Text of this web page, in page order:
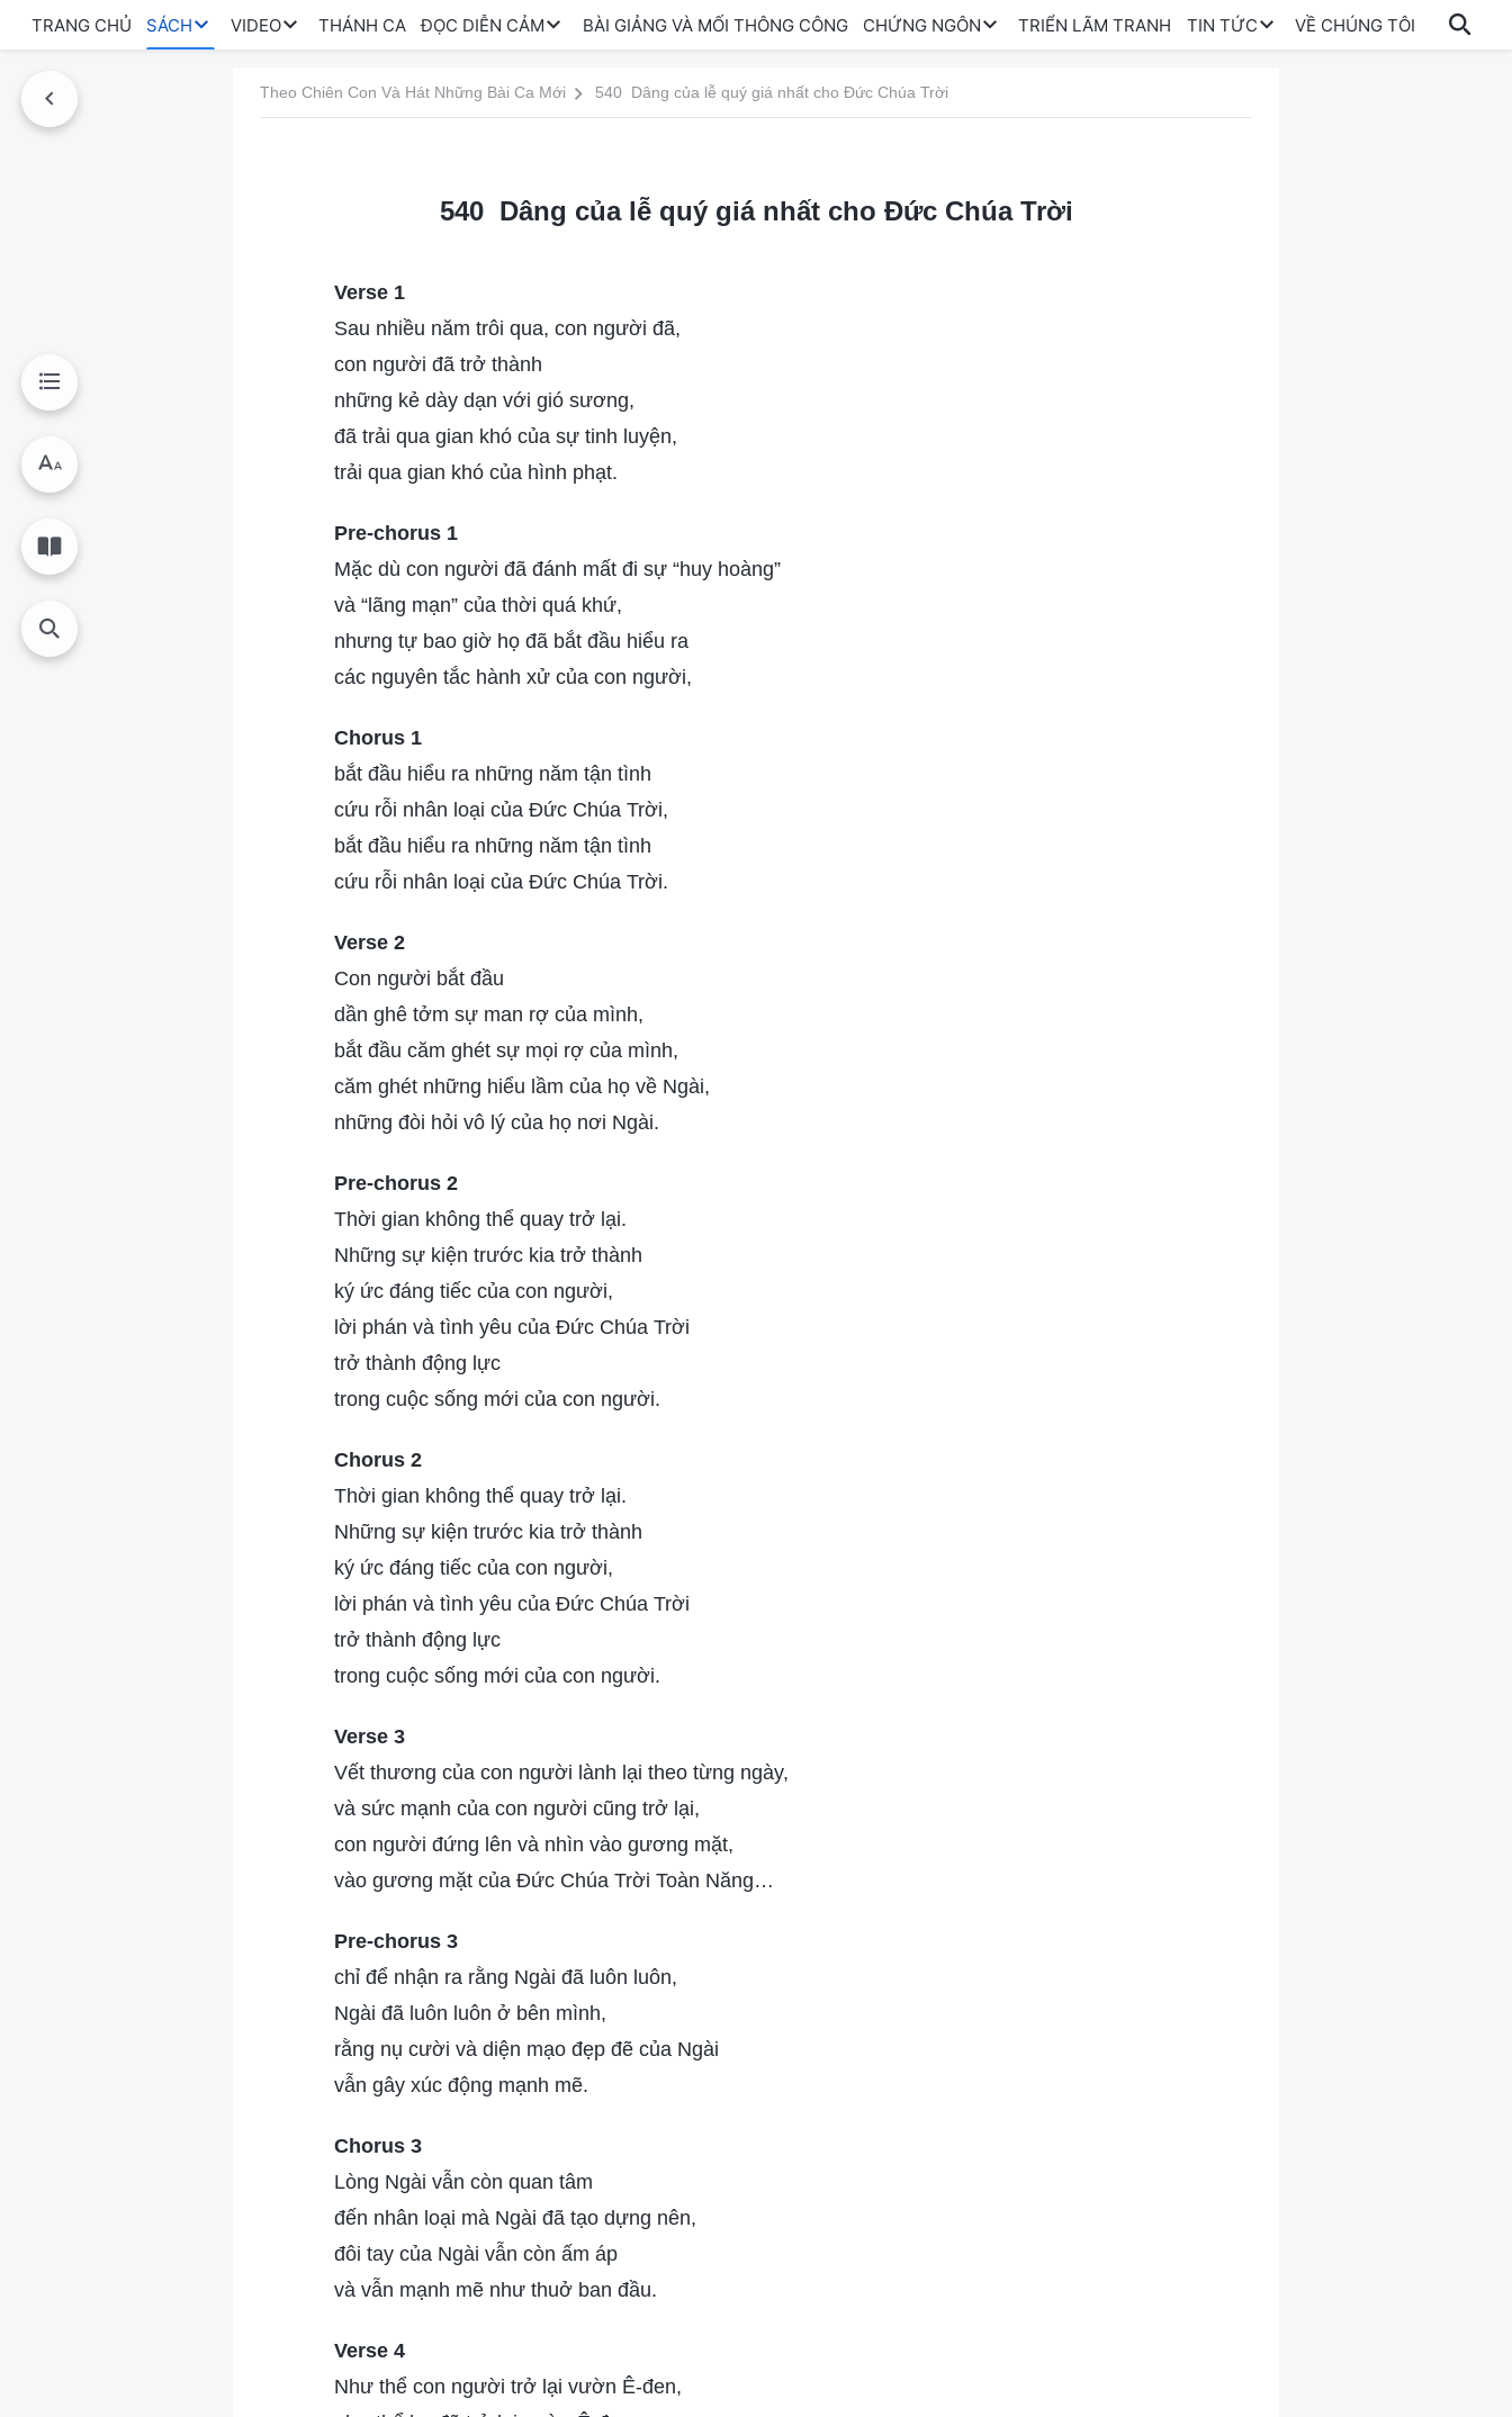
TRANG CHỦ SÁCH VIDEO THÁNH CA ĐỌC DIỄN CẢM BÀI GIẢNG VÀ MỐI THÔNG CÔNG CHỨNG NGÔN TRIỂN LÃM TRANH TIN TỨC VỀ CHÚNG TÔI
Theo Chiên Con Và Hát Những Bài Ca Mới 540 Dâng của lễ quý giá nhất cho Đức Chúa Trời
540 Dâng của lễ quý giá nhất cho Đức Chúa Trời
Verse 1
Sau nhiều năm trôi qua, con người đã,
con người đã trở thành
những kẻ dày dạn với gió sương,
đã trải qua gian khó của sự tinh luyện,
trải qua gian khó của hình phạt.
Pre-chorus 1
Mặc dù con người đã đánh mất đi sự “huy hoàng”
và “lãng mạn” của thời quá khứ,
nhưng tự bao giờ họ đã bắt đầu hiểu ra
các nguyên tắc hành xử của con người,
Chorus 1
bắt đầu hiểu ra những năm tận tình
cứu rỗi nhân loại của Đức Chúa Trời,
bắt đầu hiểu ra những năm tận tình
cứu rỗi nhân loại của Đức Chúa Trời.
Verse 2
Con người bắt đầu
dần ghê tởm sự man rợ của mình,
bắt đầu căm ghét sự mọi rợ của mình,
căm ghét những hiểu lầm của họ về Ngài,
những đòi hỏi vô lý của họ nơi Ngài.
Pre-chorus 2
Thời gian không thể quay trở lại.
Những sự kiện trước kia trở thành
ký ức đáng tiếc của con người,
lời phán và tình yêu của Đức Chúa Trời
trở thành động lực
trong cuộc sống mới của con người.
Chorus 2
Thời gian không thể quay trở lại.
Những sự kiện trước kia trở thành
ký ức đáng tiếc của con người,
lời phán và tình yêu của Đức Chúa Trời
trở thành động lực
trong cuộc sống mới của con người.
Verse 3
Vết thương của con người lành lại theo từng ngày,
và sức mạnh của con người cũng trở lại,
con người đứng lên và nhìn vào gương mặt,
vào gương mặt của Đức Chúa Trời Toàn Năng…
Pre-chorus 3
chỉ để nhận ra rằng Ngài đã luôn luôn,
Ngài đã luôn luôn ở bên mình,
rằng nụ cười và diện mạo đẹp đẽ của Ngài
vẫn gây xúc động mạnh mẽ.
Chorus 3
Lòng Ngài vẫn còn quan tâm
đến nhân loại mà Ngài đã tạo dựng nên,
đôi tay của Ngài vẫn còn ấm áp
và vẫn mạnh mẽ như thuở ban đầu.
Verse 4
Như thể con người trở lại vườn Ê-đen,